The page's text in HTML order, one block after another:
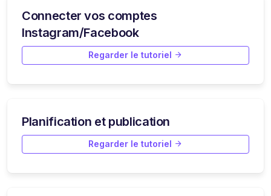
Connecter vos comptes
Instagram/Facebook
Regarder le tutoriel
Planification et publication
Regarder le tutoriel